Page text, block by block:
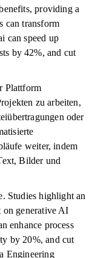
providing a
can transform
can speed up
by 42%, and cut
Plattform
zu arbeiten,
oder
weiter, indem
Bilder und
Studies highlight an
on generative AI
enhance process
by 20%, and cut
Engineering